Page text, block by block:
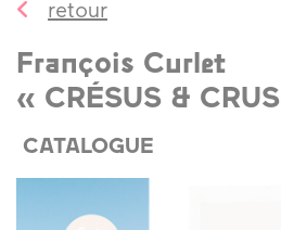
retour
François Curlet
« CRÉSUS &
CATALOGUE